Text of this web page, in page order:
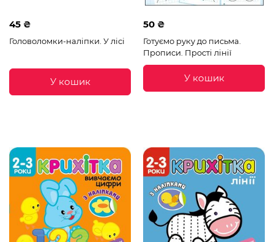
45 ₴
Головоломки-наліпки. У лісі
У кошик
50 ₴
Готуємо руку до письма.
Прописи. Прості лінії
У кошик